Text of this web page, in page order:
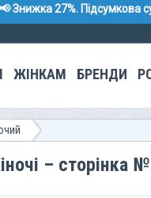
📢 Знижка 27%. Підсумкова
ЖІНКАМ БРЕНДИ
– сторінка